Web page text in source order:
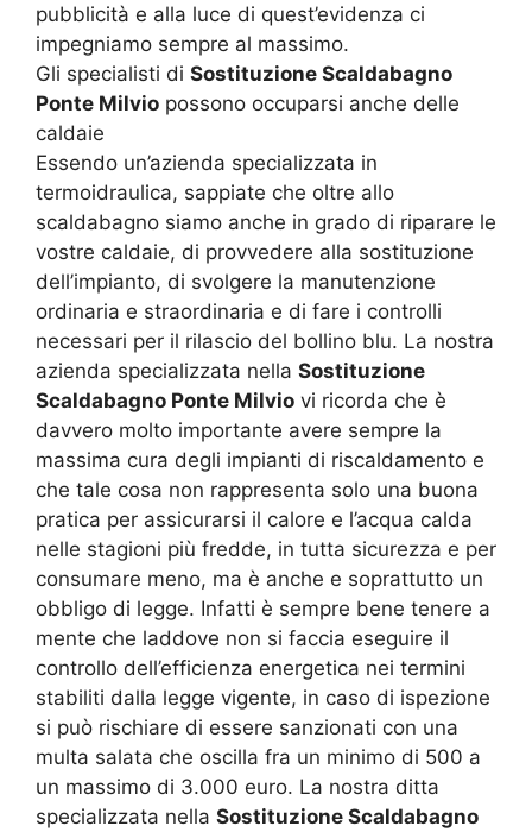
pubblicità e alla luce di quest’evidenza ci
impegniamo sempre al massimo.
Gli specialisti di Sostituzione Scaldabagno
Ponte Milvio possono occuparsi anche delle
caldaie
Essendo un’azienda specializzata in
termoidraulica, sappiate che oltre allo
scaldabagno siamo anche in grado di riparare le
vostre caldaie, di provvedere alla sostituzione
dell’impianto, di svolgere la manutenzione
ordinaria e straordinaria e di fare i controlli
necessari per il rilascio del bollino blu. La nostra
azienda specializzata nella Sostituzione
Scaldabagno Ponte Milvio vi ricorda che è
davvero molto importante avere sempre la
massima cura degli impianti di riscaldamento e
che tale cosa non rappresenta solo una buona
pratica per assicurarsi il calore e l’acqua calda
nelle stagioni più fredde, in tutta sicurezza e per
consumare meno, ma è anche e soprattutto un
obbligo di legge. Infatti è sempre bene tenere a
mente che laddove non si faccia eseguire il
controllo dell’efficienza energetica nei termini
stabiliti dalla legge vigente, in caso di ispezione
si può rischiare di essere sanzionati con una
multa salata che oscilla fra un minimo di 500 a
un massimo di 3.000 euro. La nostra ditta
specializzata nella Sostituzione Scaldabagno